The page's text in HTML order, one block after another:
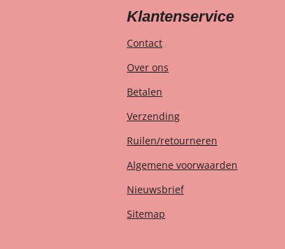
Klantenservice
Contact
Over ons
Betalen
Verzending
Ruilen/retourneren
Algemene voorwaarden
Nieuwsbrief
Sitemap